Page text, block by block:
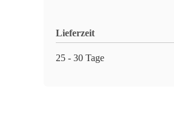
Lieferzeit
25 - 30 Tage